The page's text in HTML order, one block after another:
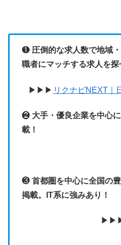
❶ 圧倒的な求人数で地域
職者にマッチする求人を探
▶︎▶︎▶︎ リクナビNEXT｜
❷ 大手・優良企業を中心
載！
❸ 首都圏を中心に全国の
掲載。IT系に強みあり！